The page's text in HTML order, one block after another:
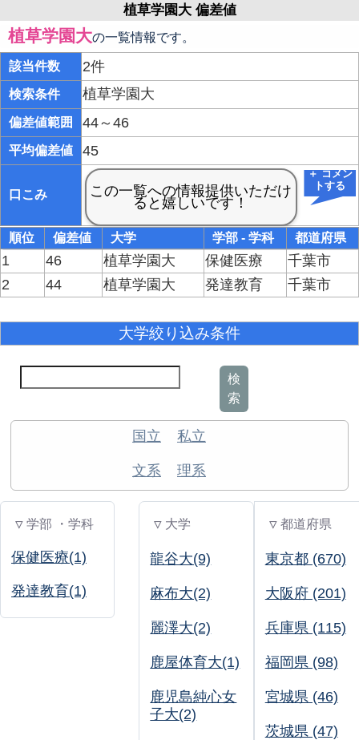
植草学園大 偏差値
植草学園大の一覧情報です。
該当件数 2件
検索条件 植草学園大
偏差値範囲 44～46
平均偏差値 45
口こみ
＋ コメン
トする
順位 偏差値 大学 学部 - 学科 都道府県
1 46 植草学園大 保健医療
千葉市
2
44 植草学園大 発達教育 千葉市
大学絞り込み条件
検
索
国立 私立
文系 理系
▽ 学部 ・学科
保健医療(1)
発達教育(1)
▽ 大学
龍谷大(9)
麻布大(2)
麗澤大(2)
鹿屋体育大(1)
鹿児島純心女
子大(2)
▽ 都道府県
東京都 (670)
大阪府 (201)
兵庫県 (115)
福岡県 (98)
宮城県 (46)
茨城県 (47)